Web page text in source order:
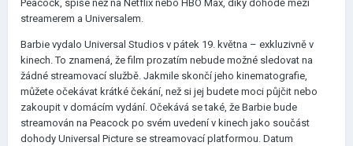
Peacock, spíše než na Netflix nebo HBO Max, díky dohodě mezi
streamerem a Universalem.
Barbie vydalo Universal Studios v pátek 19. května – exkluzivně v
kinech. To znamená, že film prozatím nebude možné sledovat na
žádné streamovací službě. Jakmile skončí jeho kinematografie,
můžete očekávat krátké čekání, než si jej budete moci půjčit nebo
zakoupit v domácím vydání. Očekává se také, že Barbie bude
streamován na Peacock po svém uvedení v kinech jako součást
dohody Universal Picture se streamovací platformou. Datum